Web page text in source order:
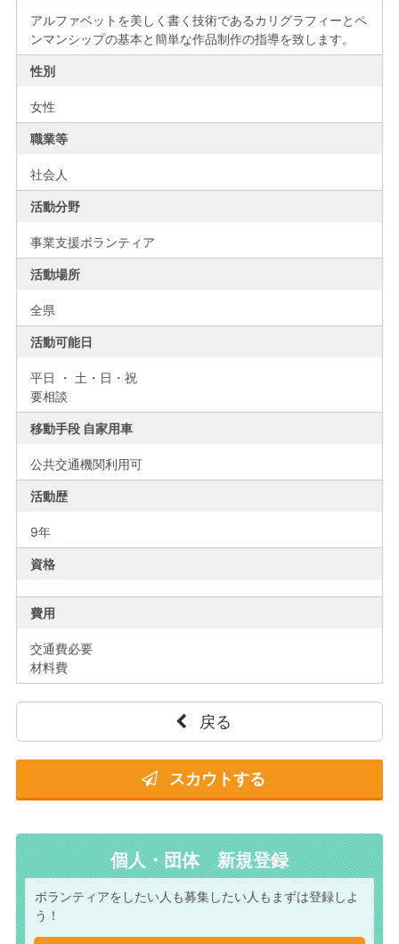
アルファベットを美しく書く技術であるカリグラフィーとペ
ンマンシップの基本と簡単な作品制作の指導を致します。
性別
女性
職業等
社会人
活動分野
事業支援ボランティア
活動場所
全県
活動可能日
平日 ・ 土・日・祝
要相談
移動手段 自家用車
公共交通機関利用可
活動歴
9年
資格
費用
交通費必要
材料費
戻る
スカウトする
個人・団体 新規登録
ボランティアをしたい人も募集したい人もまずは登録しよ
う！